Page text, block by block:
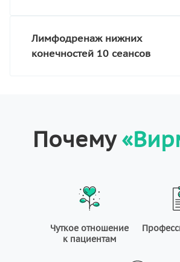
Лимфодренаж нижних
конечностей 10 сеансов
Почему
Чуткое отношение
к пациентам